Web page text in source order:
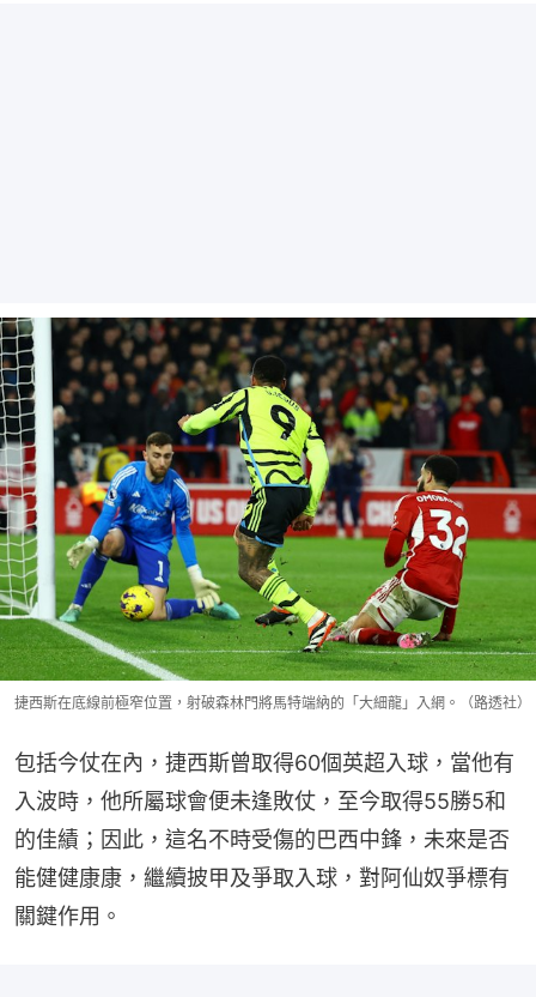
捷西斯在底線前極窄位置，射破森林門將馬特端納的「大細龍」入網。（路透社）
包括今仗在內，捷西斯曾取得60個英超入球，當他有
入波時，他所屬球會便未逢敗仗，至今取得55勝5和
的佳績；因此，這名不時受傷的巴西中鋒，未來是否
能健健康康，繼續披甲及爭取入球，對阿仙奴爭標有
關鍵作用。